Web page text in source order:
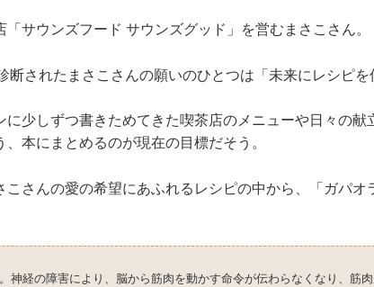
サウンズフード サウンズグッド」を営むまさこさん。
されたまさこさんの願いのひとつは「未来にレシピを
に少しずつ書きためてきた喫茶店のメニューや日々の献
本にまとめるのが現在の目標だそう。
こさんの愛の希望にあふれるレシピの中から、「ガパオ
神経の障害により、脳から筋肉を動かす命令が伝わらなくなり、筋肉